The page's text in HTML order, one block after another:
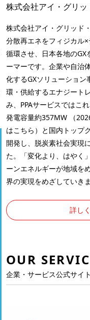
株式会社アイ・グリ
株式会社アイ・グリッド
分散再エネをフィジカル
循環させ、日本各地のGX
ーマーです。企業や自治
化するGXソリューショ
環・供給するエナジート
み、PPAサービスではこ
発電容量約357MW （
はこちら ）と国内トップ
開発し、脱炭素社会実現
た。「変化より、はやく
ーンエネルギーが地域を
界の実現をめざしていきま
詳し
OUR
企業・サービス公式サイト